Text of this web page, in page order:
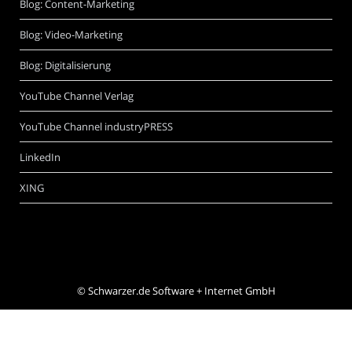
Blog: Content-Marketing
Blog: Video-Marketing
Blog: Digitalisierung
YouTube Channel Verlag
YouTube Channel industryPRESS
LinkedIn
XING
©Schwarzer.de Software + Internet GmbH